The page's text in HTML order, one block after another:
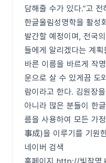
담해줄 수가 있다.”고
한글울림성명학을 활성
발간할 예정이며, 전국
들에게 알리겠다는 계
바른 이름을 바르게 작
운으로 살 수 있게끔 도
람이라고 한다. 김원장
아니라 많은 분들이 한
름을 사용하여 모든 가
事成)을 이루기를 기원
네이버 검색
홈페이지 http://빛작명